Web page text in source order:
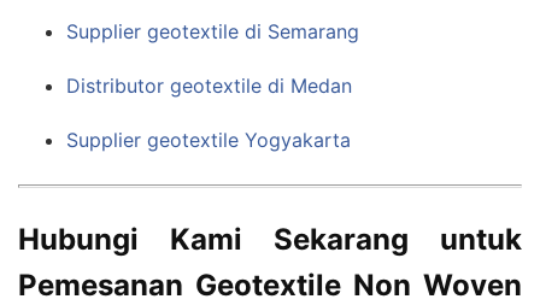
Supplier geotextile di Semarang
Distributor geotextile di Medan
Supplier geotextile Yogyakarta
Hubungi Kami Sekarang untuk
Pemesanan Geotextile Non Woven